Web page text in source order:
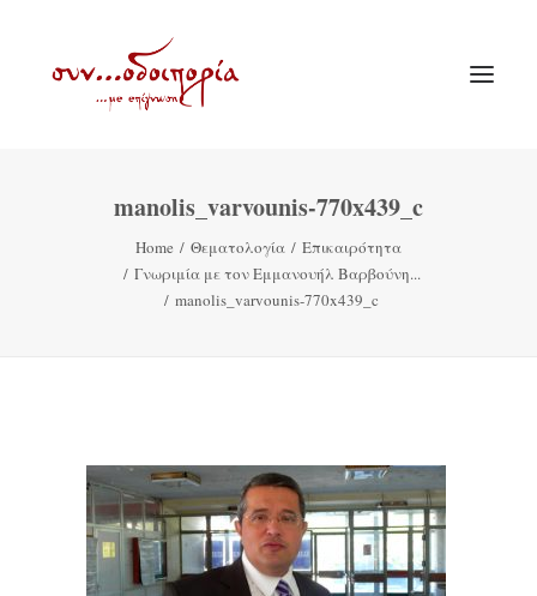
ΘΕΜΑΤΟΛΟΓΙΑ
ΠΑΛΑΙΑ ΣΥΝΟΔΟΙΠΟΡΙΑ
ΕΠΙΚΟΙΝΩΝΙΑ
manolis_varvounis-770x439_c
Home Θεματολογία
Επικαιρότητα
Γνωριμία με τον Εμμανουήλ Βαρβούνη...
manolis_varvounis-770x439_c